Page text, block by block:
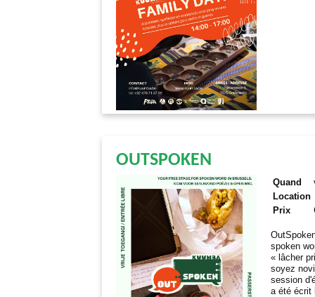
OUTSPOKEN
Quand
Location
Prix
spoken
« lâcher
soyez
session
a été écrit